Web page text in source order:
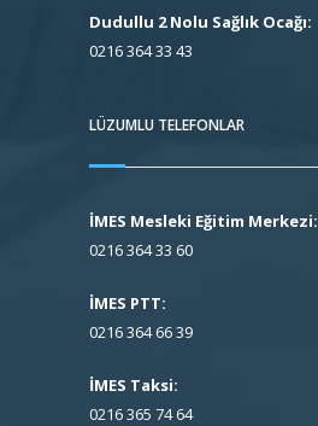
Dudullu 2 Nolu Sağlık Ocağı:
0216 364 33 43
LÜZUMLU TELEFONLAR
İMES Mesleki Eğitim Merkezi:
0216 364 33 60
İMES PTT:
0216 364 66 39
İMES Taksi:
0216 365 74 64